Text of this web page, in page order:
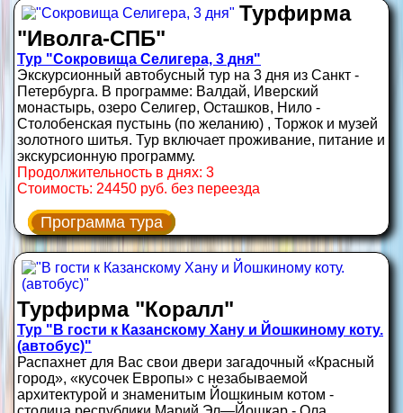
Турфирма
"Иволга-СПБ"
Тур "Сокровища Селигера, 3 дня"
Экскурсионный автобусный тур на 3 дня из Санкт -
Петербурга. В программе: Валдай, Иверский
монастырь, озеро Селигер, Осташков, Нило -
Столобенская пустынь (по желанию) , Торжок и музей
золотного шитья. Тур включает проживание, питание и
экскурсионную программу.
Продолжительность в днях: 3
Стоимость: 24450 руб. без переезда
Программа тура
Турфирма "Коралл"
Тур "В гости к Казанскому Хану и Йошкиному коту.
(автобус)"
Распахнет для Вас свои двери загадочный «Красный
город», «кусочек Европы» с незабываемой
архитектурой и знаменитым Йошкиным котом -